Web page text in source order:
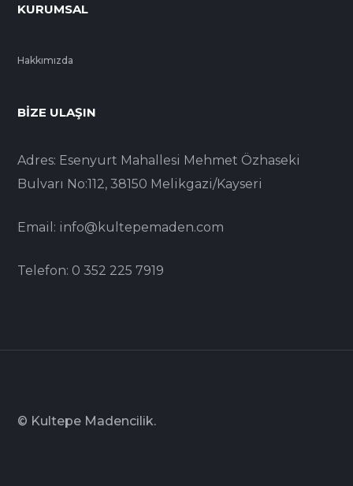
KURUMSAL
Hakkımızda
BIZE ULAŞIN
Adres: Esenyurt Mahallesi Mehmet Özhaseki
Bulvarı No:112, 38150 Melikgazi/Kayseri
Email: info@kultepemaden.com
Telefon: 0 352 225 7919
© Kultepe Madencilik.